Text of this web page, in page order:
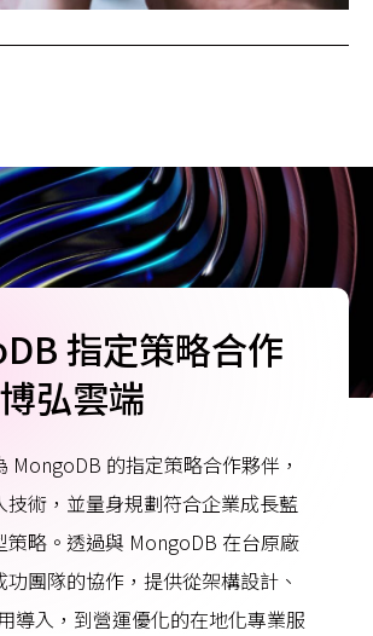
指定策略合作
弘雲端
MongoDB 的指定策略合作夥伴，
技術，並量身規劃符合企業成長藍
策略。透過與 MongoDB 在台原廠
團隊的協作，提供從架構設計、
導入，到營運優化的在地化專業服